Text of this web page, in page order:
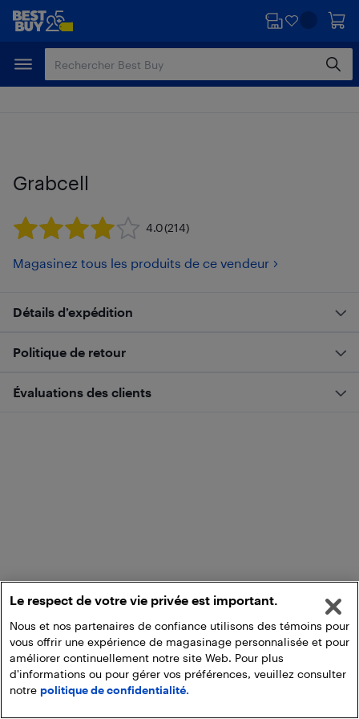
Passer
principal
Passer
Grabcell
4.0(214)
Magasinez tous les produits de ce vendeur
Détails d’expédition
Politique de retour
Évaluations des clients
Le respect de votre vie privée est important.
Nous et nos partenaires de confiance utilisons des témoins pour
vous offrir une expérience de magasinage personnalisée et pour
améliorer continuellement notre site Web. Pour plus
d'informations ou pour gérer vos préférences, veuillez consulter
notre politique de confidentialité.